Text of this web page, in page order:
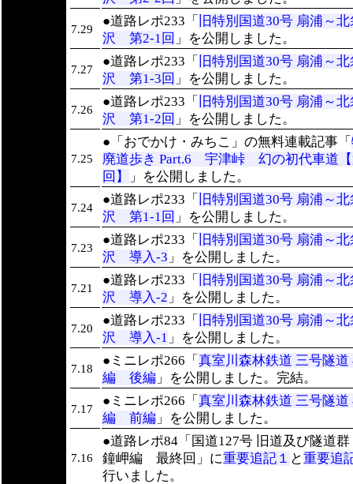
7.29
●道路レポ233「
旧特別国道30号 扇浦～北
沢 第2-1回 」を公開しました。
7.27
●道路レポ233「
旧特別国道30号 扇浦～北
沢 第1-3回 」を公開しました。
7.26
●道路レポ233「
旧特別国道30号 扇浦～北
沢 第1-2回 」を公開しました。
7.25
●「おでかけ・みちこ」の無料連載記事「
廃道歩き Part.6 宇津峠 幻の初代車道
回】
」を公開しました。
7.24
●道路レポ233「
旧特別国道30号 扇浦～北
沢 第1-1回 」を公開しました。
7.23
●道路レポ233「
旧特別国道30号 扇浦～北
沢 導入-3 」を公開しました。
7.21
●道路レポ233「
旧特別国道30号 扇浦～北
沢 導入-2 」を公開しました。
7.20
●道路レポ233「
旧特別国道30号 扇浦～北
沢 導入-1 」を公開しました。
7.18
●ミニレポ266「 真室川森林鉄道 三号隧道
編 後編 」を公開しました。完結。
7.17
●ミニレポ266「 真室川森林鉄道 三号隧道
編 前編 」を公開しました。
7.16
●道路レポ84「国道127号 旧道及び隧道
鐘岬編 最終回」に重要追記１ と重要追
行いました。